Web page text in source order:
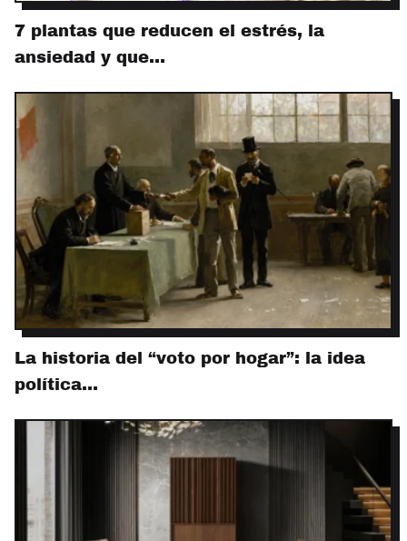
7 plantas que reducen el estrés, la
ansiedad y que…
La historia del “voto por hogar”: la idea
política…